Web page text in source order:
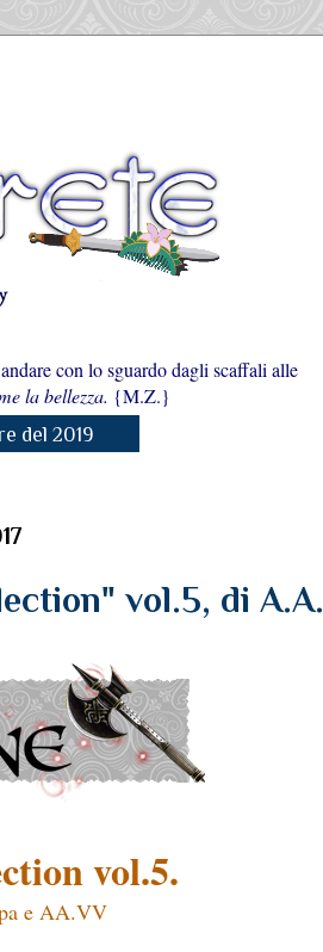
con lo sguardo dagli scaffali alle
la bellezza. {M.Z.}
del 2019
vol.5, di A.A.
vol.5.
e AA.VV